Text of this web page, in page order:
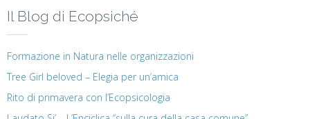
Il Blog di Ecopsiché
Formazione in Natura nelle organizzazioni
Tree Girl beloved – Elegia per un’amica
Rito di primavera con l’Ecopsicologia